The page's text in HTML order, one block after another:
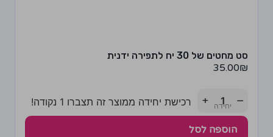
סט מחטים של 30 יח לתפירה ידנית
35.00₪
−
+ רכישת יחידה ממוצר זה תצברו 1 נקודה!
הוספה לסל